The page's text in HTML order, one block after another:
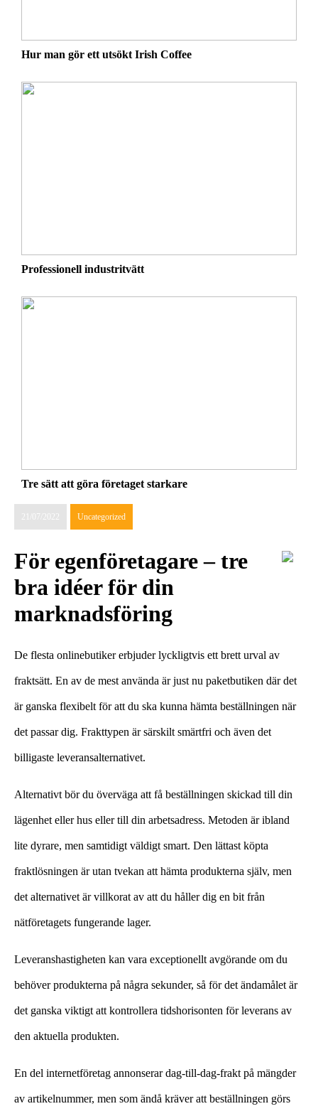
Hur man gör ett utsökt Irish Coffee
Professionell industritvätt
Tre sätt att göra företaget starkare
21/07/2022 Uncategorized
För egenföretagare – tre
bra idéer för din
marknadsföring
De flesta onlinebutiker erbjuder lyckligtvis ett brett urval av
fraktsätt. En av de mest använda är just nu paketbutiken där det
är ganska flexibelt för att du ska kunna hämta beställningen när
det passar dig. Frakttypen är särskilt smärtfri och även det
billigaste leveransalternativet.
Alternativt bör du överväga att få beställningen skickad till din
lägenhet eller hus eller till din arbetsadress. Metoden är ibland
lite dyrare, men samtidigt väldigt smart. Den lättast köpta
fraktlösningen är utan tvekan att hämta produkterna själv, men
det alternativet är villkorat av att du håller dig en bit från
nätföretagets fungerande lager.
Leveranshastigheten kan vara exceptionellt avgörande om du
behöver produkterna på några sekunder, så för det ändamålet är
det ganska viktigt att kontrollera tidshorisonten för leverans av
den aktuella produkten.
En del internetföretag annonserar dag-till-dag-frakt på mängder
av artikelnummer, men som ändå kräver att beställningen görs